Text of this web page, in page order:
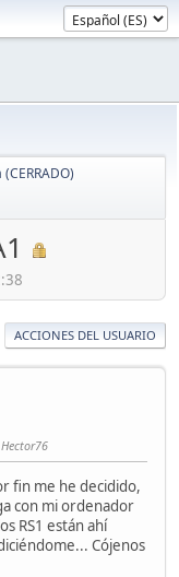
ACCIONES DEL USUARIO
fin me he decidido,
con mi ordenador
RS1 están ahí
Cójenos